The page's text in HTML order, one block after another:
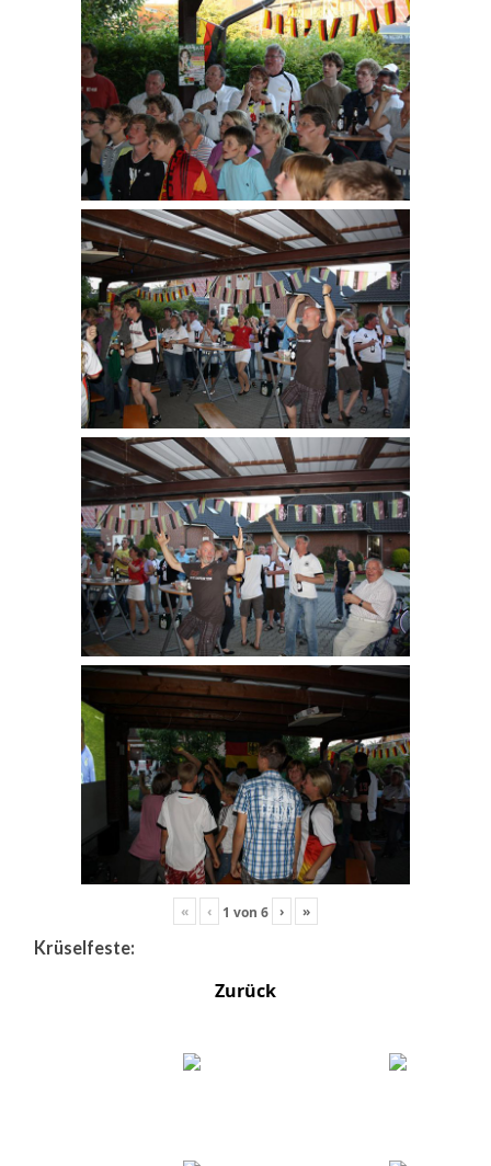
« ‹ 1 von 6 › »
Krüselfeste:
Zurück